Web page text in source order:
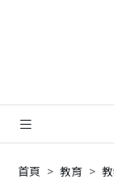
首頁 教育